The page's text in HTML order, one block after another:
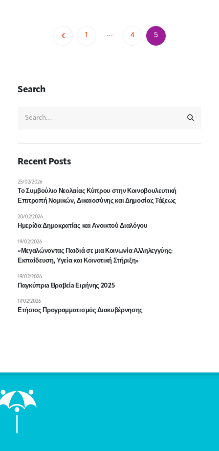
1 … 4 5
Search
Recent Posts
Το Συμβούλιο Νεολαίας Κύπρου στην Κοινοβουλευτική
Επιτροπή Νομικών, Δικαιοσύνης και Δημοσίας Τάξεως
25/02/2026
Ημερίδα Δημοκρατίας και Ανοικτού Διαλόγου
20/02/2026
«Μεγαλώνοντας Παιδιά σε μια Κοινωνία Αλληλεγγύης:
Εκπαίδευση, Υγεία και Κοινοτική Στήριξη»
19/02/2026
Παγκύπριa Βραβείa Ειρήνης 2025
19/02/2026
Ετήσιος Προγραμματισμός Διακυβέρνησης
17/02/2026